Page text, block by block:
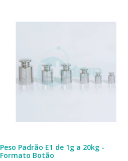
Peso Padrão E1 de 1g a 20kg -
Formato Botão